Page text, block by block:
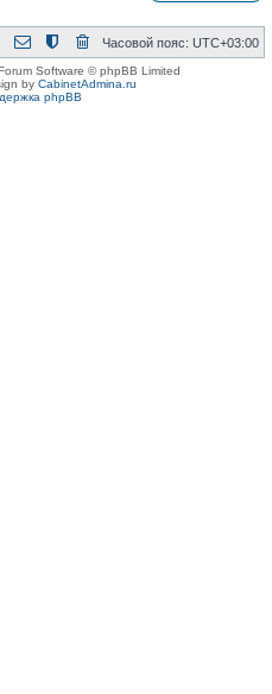
Часовой пояс: UTC+03:00
Software © phpBB Limited
by CabinetAdmina.ru
phpBB